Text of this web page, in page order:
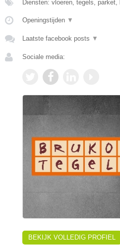
Diensten: vloeren, tegels,
Openingstijden ▼
Laatste facebook posts ▼
Sociale media:
BEKIJK VOLLEDIG PROFIEL